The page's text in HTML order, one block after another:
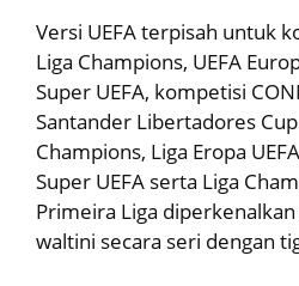
Versi UEFA terpisah untuk
Liga Champions, UEFA
Super UEFA, kompetisi
Santander Libertadores
Champions, Liga Eropa
Super UEFA serta Liga
Primeira Liga
waltini secara seri dengan